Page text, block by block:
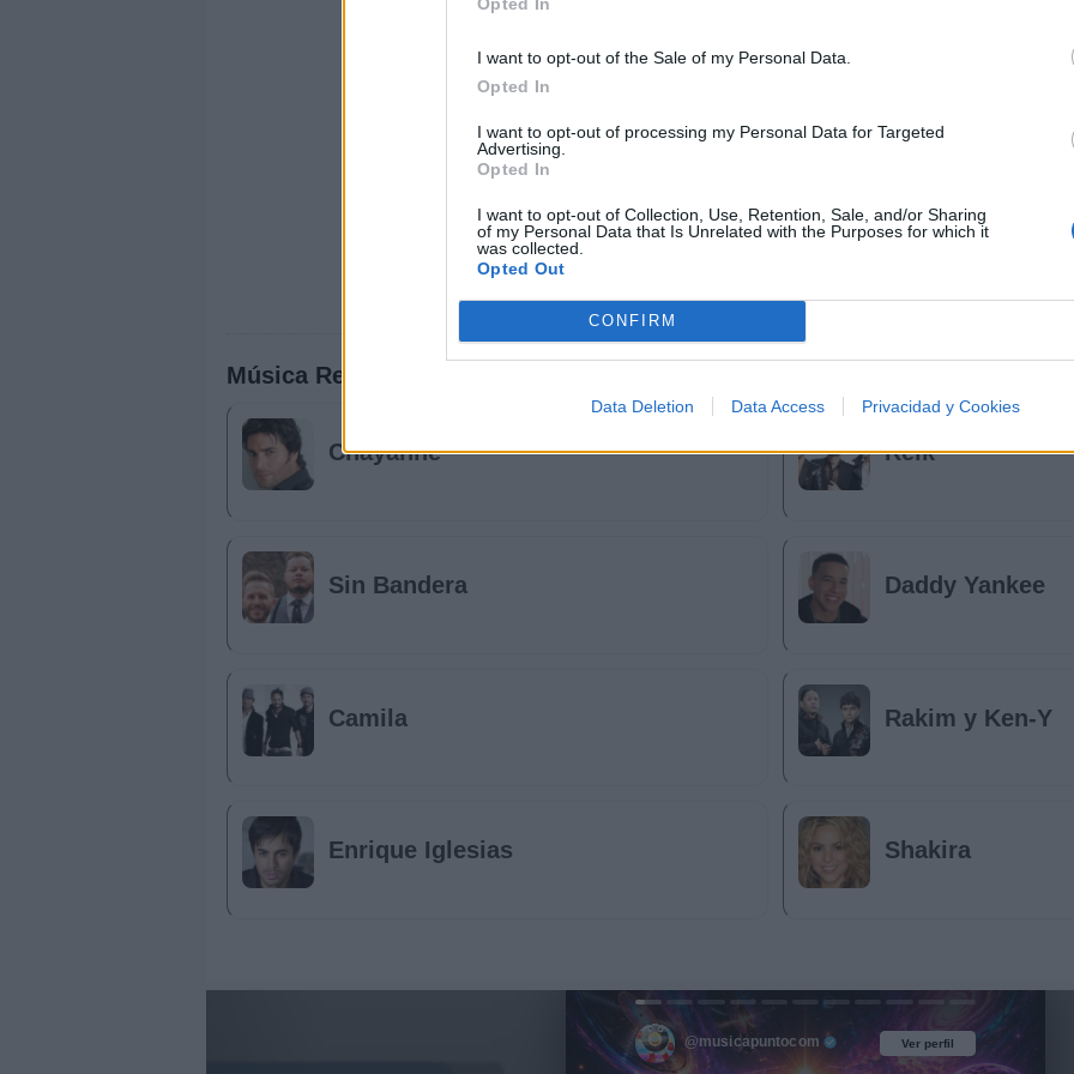
I want to opt-out of the Sale of my Personal Data.
Opted In
I want to opt-out of processing my Personal Data for Targeted
Advertising.
Opted In
I want to opt-out of Collection, Use, Retention, Sale, and/or Sharing
of my Personal Data that Is Unrelated with the Purposes for which it
was collected.
Opted Out
CONFIRM
Data Deletion Data Access Privacidad y Cookies
Música Relacionada
Chayanne Reik
Sin Bandera Daddy Yankee
Camila Rakim y Ken-Y
Enrique Iglesias Shakira
Ver perfil
@musicapuntocom Ver perfil